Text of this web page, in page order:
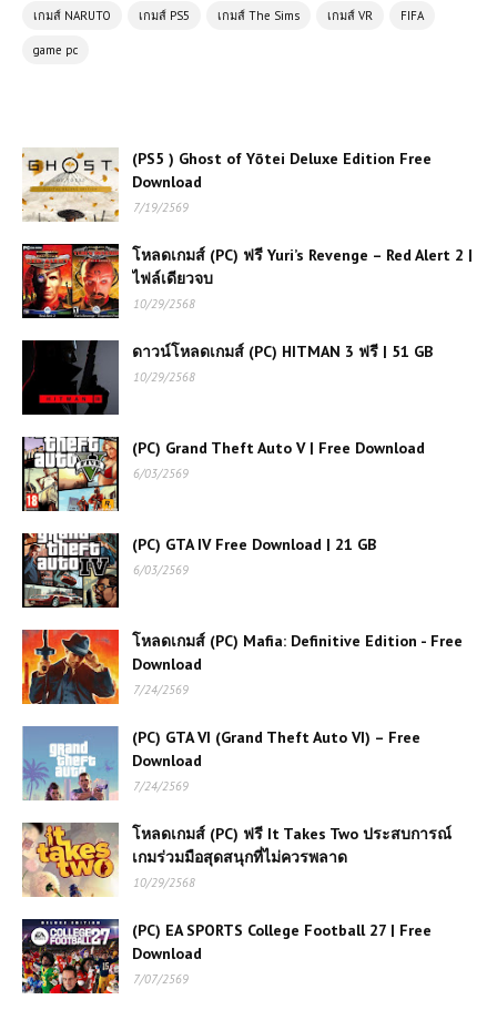
(PC) HARD BULLET Free
Download เกมยิง VR ฟิสิกส์สุดเดือด
เล่นมันส์สะใจ
(PC) One Piece Pirate Warriors 4
| Free Download
โหลดเกมส์ (PC) ฟรี Super Woden:
Rally Edge เกมแข่งรถแรลลี่สุดมันส์
สไตล์อาร์เคดย้อนยุคภาพสวยเล่นเพลิน
(PC) FIFA 16 | Free
Download
(PC) EA SPORTS College
Football 27 | Free Download
โหลดเกมส์ (PC) ฟรี Hitman:
Absolution เกมนักฆ่ามืออาชีพภารกิจ
ลอบสังหารสุดเข้มข้น
โหลดเกมส์ (PC) ฟรี Call of Duty:
Infinite Warfare คือเกมยิงมุมมองบุคคล
ที่หนึ่ง
โหลดเกมส์ PC ฟรี Life is Strange 2
การผจญภัยสุดเข้มข้นที่เต็มไปด้วย
อารมณ์และการตัดสินใจ
(PC) Black Myth: Wukong Free
Download
เกมส์ NARUTO เกมส์ PS5 เกมส์ The Sims เกมส์ VR FIFA
game pc
(PS5 ) Ghost of Yōtei Deluxe Edition Free
Download
7/19/2569
โหลดเกมส์ (PC) ฟรี Yuri’s Revenge – Red Alert 2 |
ไฟล์เดียวจบ
10/29/2568
ดาวน์โหลดเกมส์ (PC) HITMAN 3 ฟรี | 51 GB
10/29/2568
(PC) Grand Theft Auto V | Free Download
6/03/2569
(PC) GTA IV Free Download | 21 GB
6/03/2569
โหลดเกมส์ (PC) Mafia: Definitive Edition - Free
Download
7/24/2569
(PC) GTA VI (Grand Theft Auto VI) – Free
Download
7/24/2569
โหลดเกมส์ (PC) ฟรี It Takes Two ประสบการณ์
เกมร่วมมือสุดสนุกที่ไม่ควรพลาด
10/29/2568
(PC) EA SPORTS College Football 27 | Free
Download
7/07/2569